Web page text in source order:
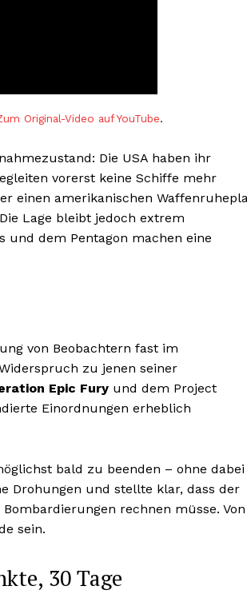
Original-Video auf YouTube.
Die USA haben ihr
vorerst keine Schiffe mehr
einen amerikanischen
Lage bleibt jedoch extrem
und dem Pentagon machen eine
von Beobachtern fast im
zu jenen seiner
Epic Fury und dem Project
Einordnungen erheblich
bald zu beenden – ohne dabei
Drohungen und stellte klar, dass der
rechnen müsse. Von
sein.
30 Tage